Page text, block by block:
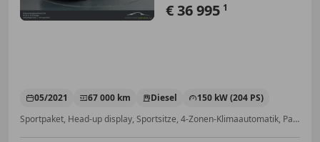
€ 36 995 1
05/2021 67 000 km Diesel
150 kW (204 PS)
Sportpaket, Head-up display, Sportsitze, 4-Zonen-Klimaautomatik, Panoramadach, Alarmanlage, Elektrische Sitze, Standheizung